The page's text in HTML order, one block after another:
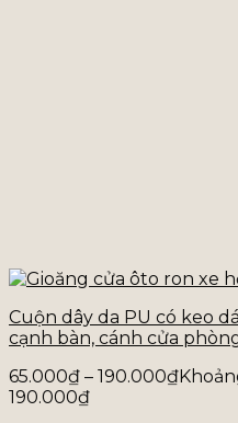
Cuộn dây da PU có keo
cạnh bàn, cánh cửa
65.000₫ – 190.000₫
190.000₫